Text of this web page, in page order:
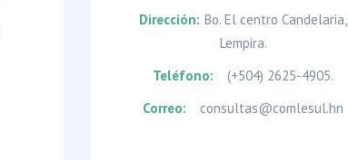
Dirección: Bo. El centro Candelaria,
Lempira.
Teléfono:
(+504) 2625-4905.
Correo:
consultas@comlesul.hn